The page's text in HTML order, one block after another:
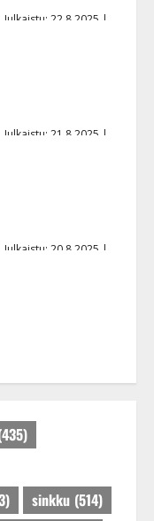
Julkaistu: 22.8.2025 |
Julkaistu: 21.8.2025 |
Julkaistu: 20.8.2025 |
Julkaistu: 27.4.2025 |
sinkku (514)